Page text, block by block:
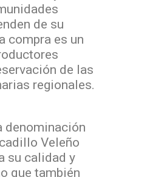
de su
compra es un
de las
regionales.
denominación
Veleño
su calidad y
que también